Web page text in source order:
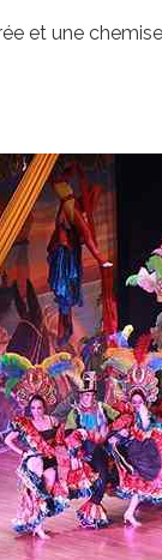
et une